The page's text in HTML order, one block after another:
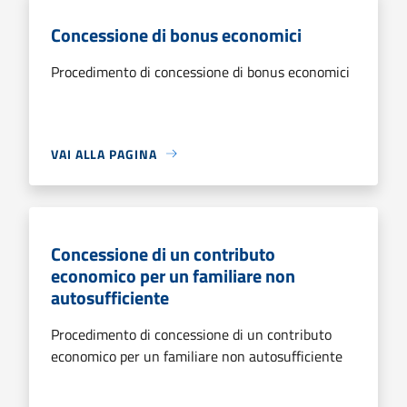
Concessione di bonus economici
Procedimento di concessione di bonus economici
VAI ALLA PAGINA
Concessione di un contributo
economico per un familiare non
autosufficiente
Procedimento di concessione di un contributo
economico per un familiare non autosufficiente